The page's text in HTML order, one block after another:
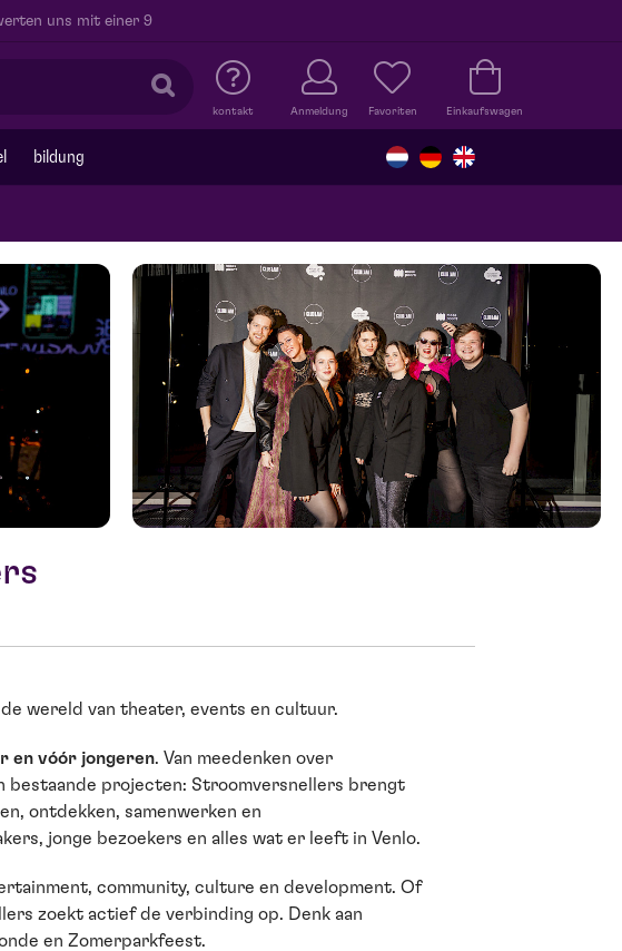
uns mit einer 9
kontakt Anmeldung Favoriten Einkaufswagen
bildung
wereld van theater, events en cultuur.
en vóór jongeren. Van meedenken over
bestaande projecten: Stroomversnellers brengt
ontdekken, samenwerken en
jonge bezoekers en alles wat er leeft in Venlo.
community, culture en development. Of
zoekt actief de verbinding op. Denk aan
en Zomerparkfeest.